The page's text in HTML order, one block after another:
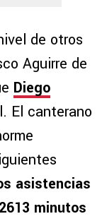
de otros
Aguirre de
Diego
El canterano
asistencias
minutos